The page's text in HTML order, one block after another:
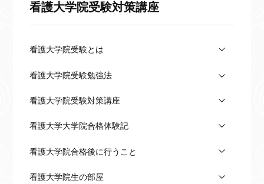
看護大学院受験対策講座
看護大学院受験とは
看護大学院受験勉強法
看護大学院受験対策講座
看護大学大学院合格体験記
看護大学院合格後に行うこと
看護大学院生の部屋